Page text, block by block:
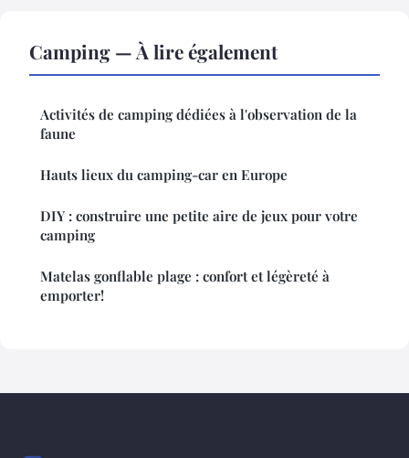
Camping — À lire également
Activités de camping dédiées à l'observation de la
faune
Hauts lieux du camping-car en Europe
DIY : construire une petite aire de jeux pour votre
camping
Matelas gonflable plage : confort et légèreté à
emporter!